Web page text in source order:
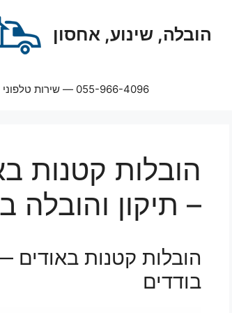
הובלה, שינוע, אחסון
055-966-4096 — שירות טלפוני
– תיקון והובלה
הובלות קטנות
בודדים